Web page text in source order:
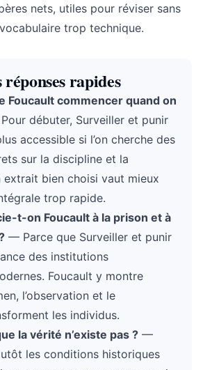
nets, utiles pour réviser sans
trop technique.
rapides
Foucault commencer quand on
débuter, Surveiller et punir
accessible si l’on cherche des
sur la discipline et la
extrait bien choisi vaut mieux
trop rapide.
t-on Foucault à la prison et à
— Parce que Surveiller et punir
des institutions
Foucault y montre
l’observation et le
les individus.
la vérité n’existe pas ? —
les conditions historiques